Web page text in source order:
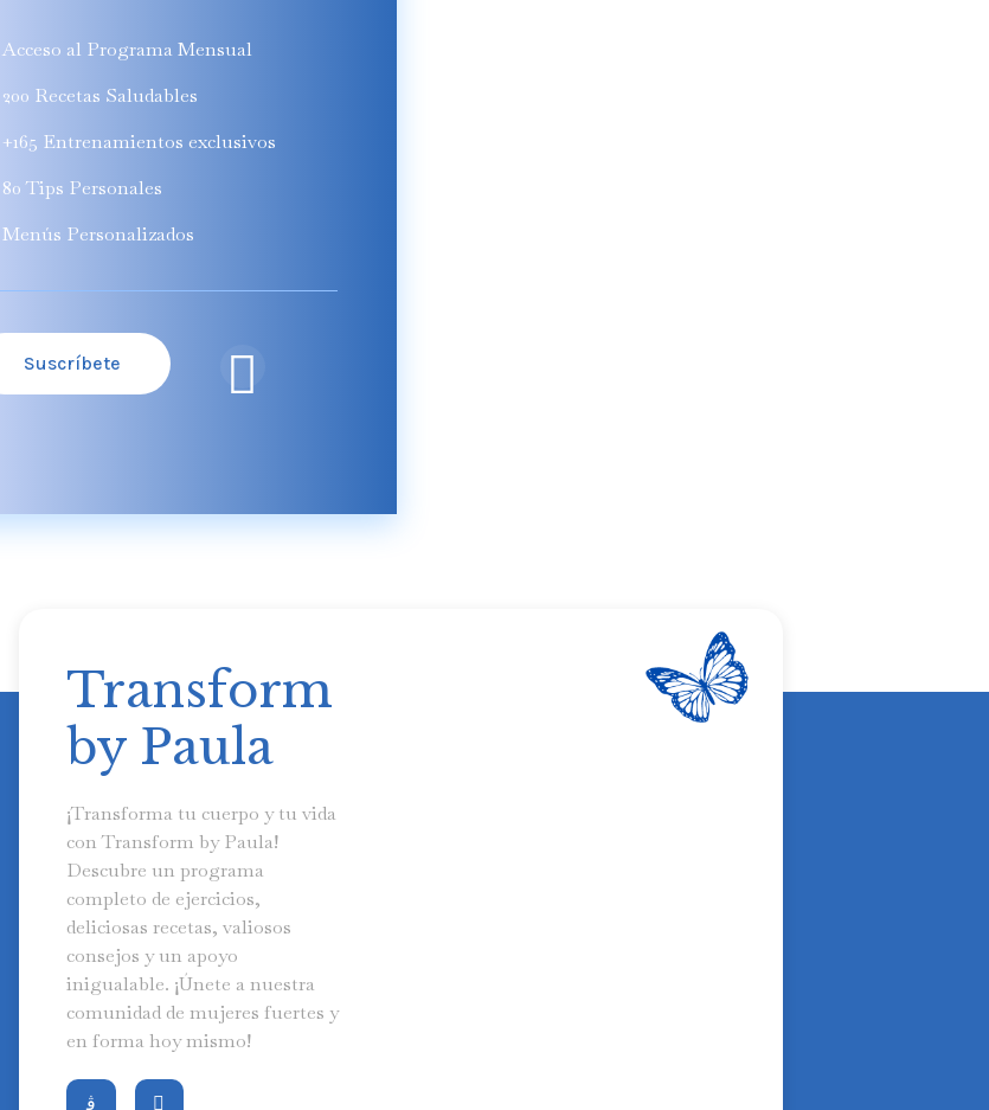
Acceso al Programa Mensual
200 Recetas Saludables
+165 Entrenamientos exclusivos
80 Tips Personales
Menús Personalizados
Suscríbete
Transform
by Paula
¡Transforma tu cuerpo y tu vida
con Transform by Paula!
Descubre un programa
completo de ejercicios,
deliciosas recetas, valiosos
consejos y un apoyo
inigualable. ¡Únete a nuestra
comunidad de mujeres fuertes y
en forma hoy mismo!